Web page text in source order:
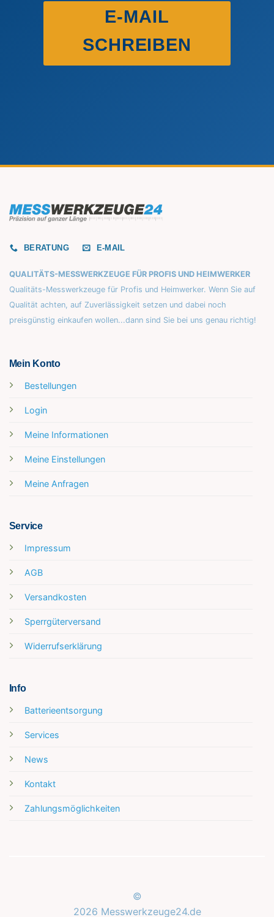
E-MAIL
SCHREIBEN
BERATUNG E-MAIL
QUALITÄTS-MESSWERKZEUGE FÜR PROFIS UND HEIMWERKER
Qualitäts-Messwerkzeuge für Profis und Heimwerker. Wenn Sie auf
Qualität achten, auf Zuverlässigkeit setzen und dabei noch
preisgünstig einkaufen wollen...dann sind Sie bei uns genau richtig!
Mein Konto
Bestellungen
Login
Meine Informationen
Meine Einstellungen
Meine Anfragen
Service
Impressum
AGB
Versandkosten
Sperrgüterversand
Widerrufserklärung
Info
Batterieentsorgung
Services
News
Kontakt
Zahlungsmöglichkeiten
©
2026 Messwerkzeuge24.de